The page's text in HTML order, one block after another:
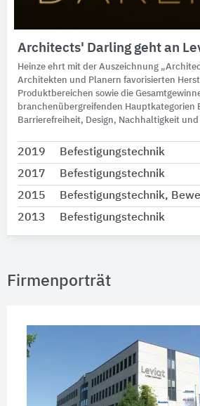
Architects' Darling geht an
Heinze ehrt mit der Auszeichnung
Architekten und Planern favorisierten
Produktbereichen sowie die
branchenübergreifenden Hauptkategorien
Barrierefreiheit, Design, Nachhaltigkeit
2019
Befestigungstechnik
2017
Befestigungstechnik
2015
Befestigungstechnik,
2013
Befestigungstechnik
Firmenporträt